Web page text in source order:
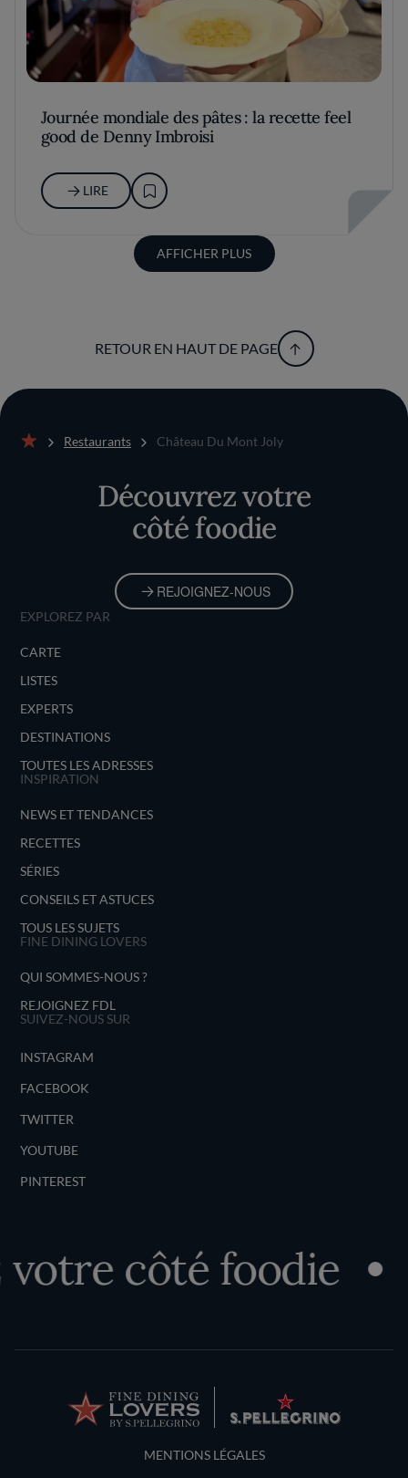
Journée mondiale des pâtes : la recette feel
good de Denny Imbroisi
LIRE
AFFICHER PLUS
RETOUR EN HAUT DE PAGE
Restaurants Château Du Mont Joly
Découvrez votre
côté foodie
REJOIGNEZ-NOUS
EXPLOREZ PAR
CARTE
LISTES
EXPERTS
DESTINATIONS
TOUTES LES ADRESSES
INSPIRATION
NEWS ET TENDANCES
RECETTES
SÉRIES
CONSEILS ET ASTUCES
TOUS LES SUJETS
FINE DINING LOVERS
QUI SOMMES-NOUS ?
REJOIGNEZ FDL
SUIVEZ-NOUS SUR
INSTAGRAM
FACEBOOK
TWITTER
YOUTUBE
PINTEREST
côté foodie
Terms and Conditions
MENTIONS LÉGALES